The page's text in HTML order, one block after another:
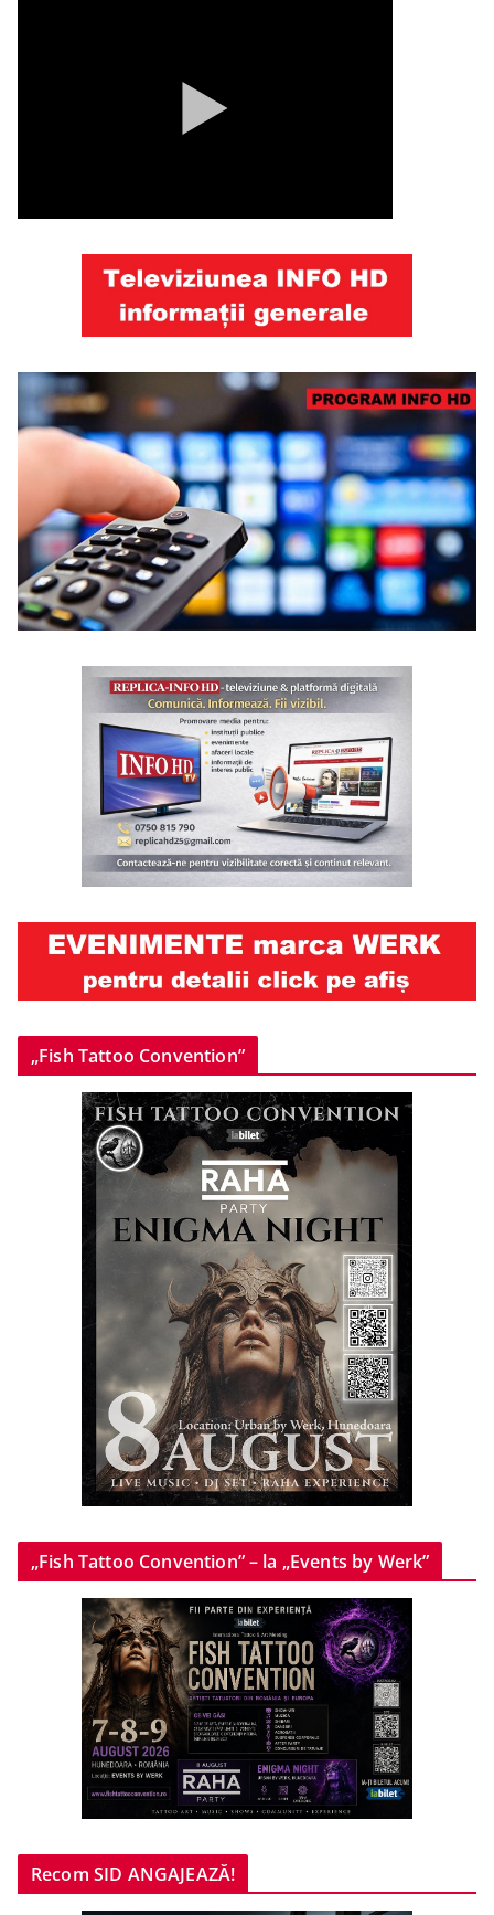
„Fish Tattoo Convention”
„Fish Tattoo Convention” – la „Events by Werk”
Recom SID ANGAJEAZĂ!